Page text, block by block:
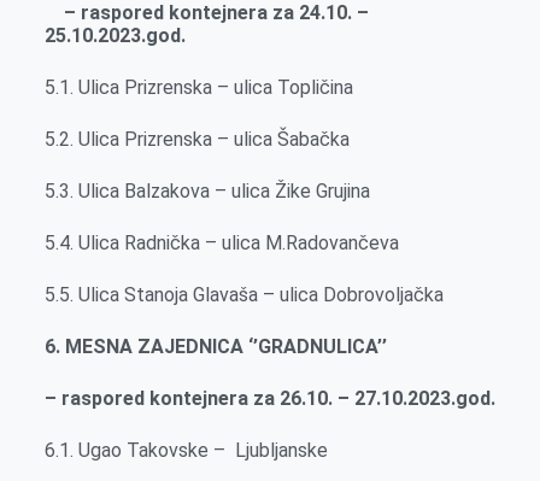
– raspored kontejnera za 24.10. –
25.10.2023.god.
5.1. Ulica Prizrenska – ulica Topličina
5.2. Ulica Prizrenska – ulica Šabačka
5.3. Ulica Balzakova – ulica Žike Grujina
5.4. Ulica Radnička – ulica M.Radovančeva
5.5. Ulica Stanoja Glavaša – ulica Dobrovoljačka
6. MESNA ZAJEDNICA ‘’GRADNULICA’’
– raspored kontejnera za 26.10. – 27.10.2023.god.
6.1. Ugao Takovske – Ljubljanske